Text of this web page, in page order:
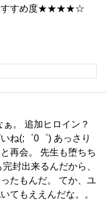
すすめ度★★★★☆
。 追加ヒロイン？
ね(;゜0゜) あっさり
再会。 先生も堕ちち
封出来るんだから、
たもんだ。 てか、ユ
てもええんだな。。